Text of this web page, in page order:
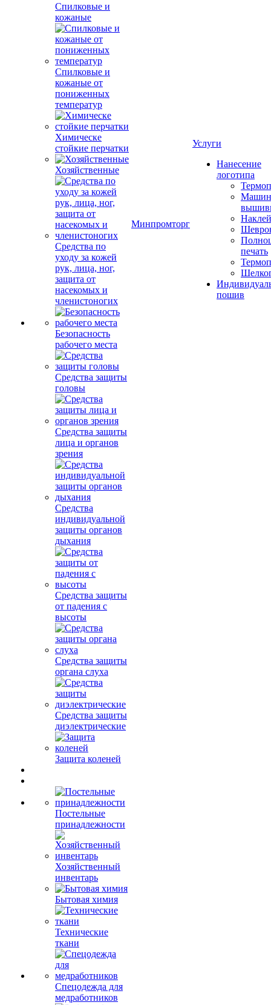
Спилковые и
кожаные
Спилковые и
кожаные от
пониженных
температур
Химическе
стойкие перчатки
Хозяйственные
Средства по
уходу за кожей
рук, лица, ног,
защита от
насекомых и
членистоногих
Безопасность
рабочего места
Средства защиты
головы
Средства защиты
лица и органов
зрения
Средства
индивидуальной
защиты органов
дыхания
Средства защиты
от падения с
высоты
Средства защиты
органа слуха
Средства защиты
диэлектрические
Защита коленей
Постельные
принадлежности
Хозяйственный
инвентарь
Бытовая химия
Технические
ткани
Спецодежда для
медработников
Минпромторг
Услуги
Нанесение
логотипа
печать
пошив